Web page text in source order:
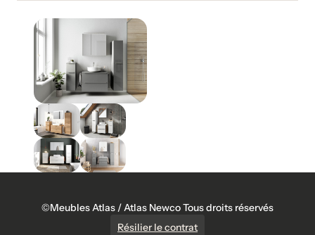
©Meubles Atlas / Atlas Newco Tous droits réservés
Résilier le contrat